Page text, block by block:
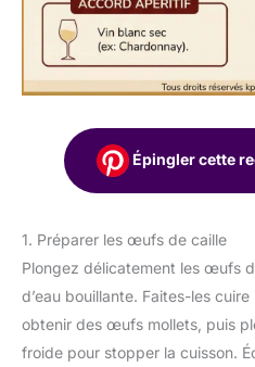
Épingler cette
1. Préparer les œufs de caille
Plongez délicatement les œufs
d’eau bouillante. Faites-les
obtenir des œufs mollets, puis
froide pour stopper la cuisson.